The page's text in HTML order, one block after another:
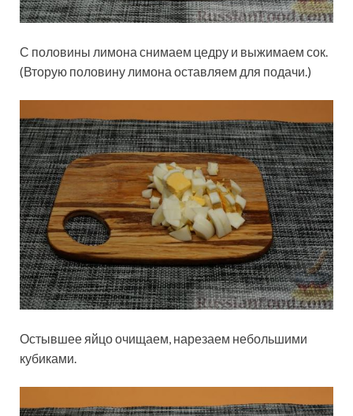
С половины лимона снимаем цедру и выжимаем сок.
(Вторую половину лимона оставляем для подачи.)
Остывшее яйцо очищаем, нарезаем небольшими
кубиками.